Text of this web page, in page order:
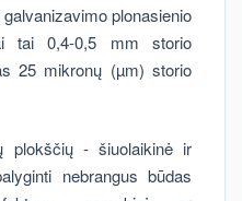
plonasienio
tai 0,4-0,5 mm storio
25 mikronų (µm) storio
plokščių - šiuolaikinė ir
nebrangus būdas